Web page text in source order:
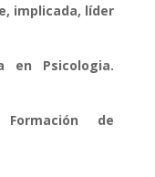
implicada, líder
en Psicologia.
Formación de